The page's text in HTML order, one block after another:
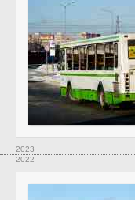
2023
2022